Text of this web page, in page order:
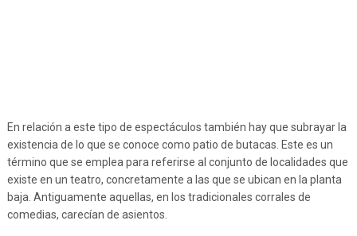
En relación a este tipo de espectáculos también hay que subrayar la
existencia de lo que se conoce como patio de butacas. Este es un
término que se emplea para referirse al conjunto de localidades que
existe en un teatro, concretamente a las que se ubican en la planta
baja. Antiguamente aquellas, en los tradicionales corrales de
comedias, carecían de asientos.